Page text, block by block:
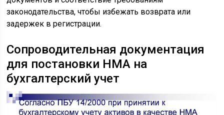
законодательства, чтобы избежать возврата или
задержек в регистрации.
Сопроводительная документация
для постановки НМА на
бухгалтерский учет